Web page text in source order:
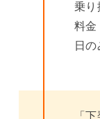
乗り
料金
日
「